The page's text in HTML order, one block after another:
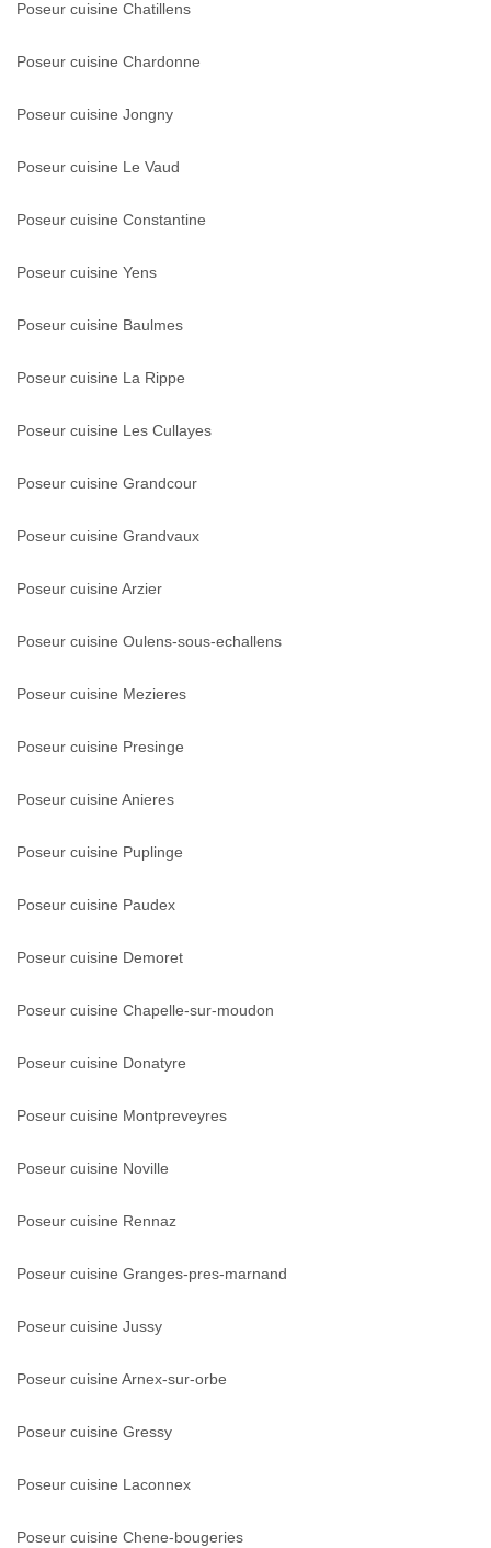
Poseur cuisine Chatillens
Poseur cuisine Chardonne
Poseur cuisine Jongny
Poseur cuisine Le Vaud
Poseur cuisine Constantine
Poseur cuisine Yens
Poseur cuisine Baulmes
Poseur cuisine La Rippe
Poseur cuisine Les Cullayes
Poseur cuisine Grandcour
Poseur cuisine Grandvaux
Poseur cuisine Arzier
Poseur cuisine Oulens-sous-echallens
Poseur cuisine Mezieres
Poseur cuisine Presinge
Poseur cuisine Anieres
Poseur cuisine Puplinge
Poseur cuisine Paudex
Poseur cuisine Demoret
Poseur cuisine Chapelle-sur-moudon
Poseur cuisine Donatyre
Poseur cuisine Montpreveyres
Poseur cuisine Noville
Poseur cuisine Rennaz
Poseur cuisine Granges-pres-marnand
Poseur cuisine Jussy
Poseur cuisine Arnex-sur-orbe
Poseur cuisine Gressy
Poseur cuisine Laconnex
Poseur cuisine Chene-bougeries